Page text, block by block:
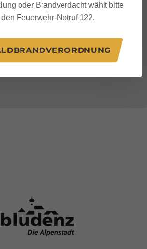
oder Brandverdacht wählt bitte
Feuerwehr-Notruf 122.